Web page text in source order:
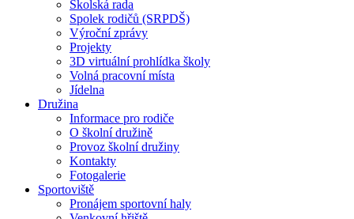
Školská rada
Spolek rodičů (SRPDŠ)
Výroční zprávy
Projekty
3D virtuální prohlídka školy
Volná pracovní místa
Jídelna
Družina
Informace pro rodiče
O školní družině
Provoz školní družiny
Kontakty
Fotogalerie
Sportoviště
Pronájem sportovní haly